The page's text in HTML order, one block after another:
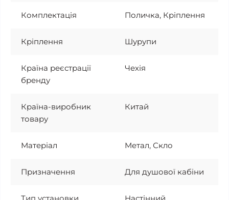
Комплектація Поличка, Кріплення
Кріплення Шурупи
Країна реєстрації
бренду
Чехія
Країна-виробник
товару
Китай
Матеріал Метал, Скло
Призначення Для душової кабіни